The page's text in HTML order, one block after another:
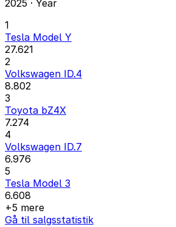
2025 · Year
1
Tesla Model Y
27.621
2
Volkswagen ID.4
8.802
3
Toyota bZ4X
7.274
4
Volkswagen ID.7
6.976
5
Tesla Model 3
6.608
+5 mere
Gå til salgsstatistik